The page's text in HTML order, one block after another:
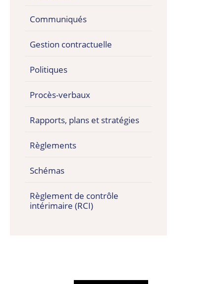
Communiqués
Gestion contractuelle
Politiques
Procès-verbaux
Rapports, plans et stratégies
Règlements
Schémas
Règlement de contrôle
intérimaire (RCI)